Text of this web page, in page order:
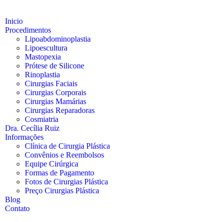
Inicio
Procedimentos
Lipoabdominoplastia
Lipoescultura
Mastopexia
Prótese de Silicone
Rinoplastia
Cirurgias Faciais
Cirurgias Corporais
Cirurgias Mamárias
Cirurgias Reparadoras
Cosmiatria
Dra. Cecília Ruiz
Informações
Clínica de Cirurgia Plástica
Convênios e Reembolsos
Equipe Cirúrgica
Formas de Pagamento
Fotos de Cirurgias Plástica
Preço Cirurgias Plástica
Blog
Contato